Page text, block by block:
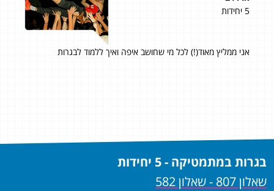
5 יחידות
אני ממליץ מאוד(!) לכל מי שחושב איפה ואיך ללמוד לבגרות
בגרות במתמטיקה - 5 יחידות
שאלון 807 - שאלון 582